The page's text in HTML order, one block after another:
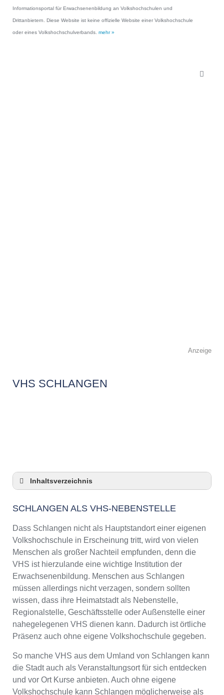
Informationsportal für Erwachsenenbildung an Volkshochschulen und
Drittanbietern. Diese Website ist keine offizielle Website einer Volkshochschule
oder eines Volkshochschulverbands. mehr »
Anzeige
VHS SCHLANGEN
Inhaltsverzeichnis
Checkliste: So zeigt die VHS in Schlangen
3 Tipps für Interessierte aus Schlangen an
VHS-Kursen
VHS Schlangen Kurse und Umgebung
VHS Schlangen – Öffnungszeiten und
Telefonnummer
Online-Kurse – Alternative Angebote zu einem
Kurs an der VHS
Top-Kurse an der Abendschule Schlangen
Weiterbildung in Schlangen
SCHLANGEN ALS VHS-NEBENSTELLE
Dass Schlangen nicht als Hauptstandort einer eigenen
Volkshochschule in Erscheinung tritt, wird von vielen
Menschen als großer Nachteil empfunden, denn die
VHS ist hierzulande eine wichtige Institution der
Erwachsenenbildung. Menschen aus Schlangen
müssen allerdings nicht verzagen, sondern sollten
wissen, dass ihre Heimatstadt als Nebenstelle,
Regionalstelle, Geschäftsstelle oder Außenstelle einer
nahegelegenen VHS dienen kann. Dadurch ist örtliche
Präsenz auch ohne eigene Volkshochschule gegeben.
So manche VHS aus dem Umland von Schlangen kann
die Stadt auch als Veranstaltungsort für sich entdecken
und vor Ort Kurse anbieten. Auch ohne eigene
Volkshochschule kann Schlangen möglicherweise als